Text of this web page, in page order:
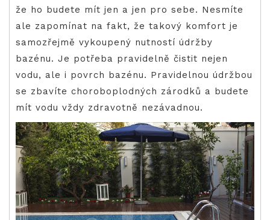
že ho budete mít jen a jen pro sebe. Nesmíte
ale zapomínat na fakt, že takový komfort je
samozřejmě vykoupený nutností údržby
bazénu. Je potřeba pravidelně čistit nejen
vodu, ale i povrch bazénu. Pravidelnou údržbou
se zbavíte choroboplodných zárodků a budete
mít vodu vždy zdravotně nezávadnou.